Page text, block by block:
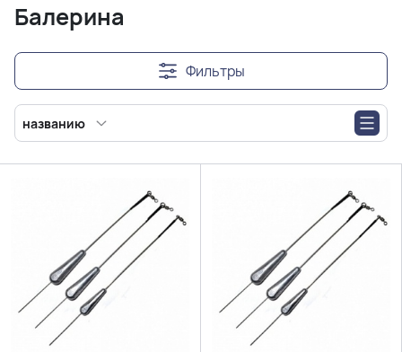
Балерина
Фильтры
названию